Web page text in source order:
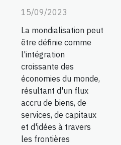
15/09/2023
La mondialisation peut
être définie comme
l'intégration
croissante des
économies du monde,
résultant d'un flux
accru de biens, de
services, de capitaux
et d'idées à travers
les frontières